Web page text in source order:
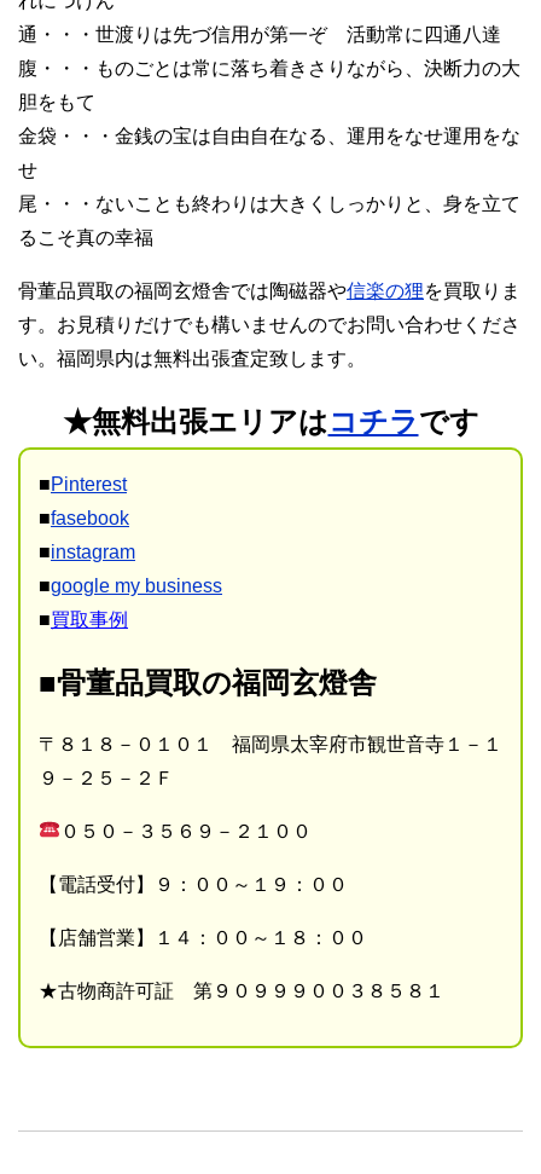
通・・・世渡りは先づ信用が第一ぞ 活動常に四通八達
腹・・・ものごとは常に落ち着きさりながら、決断力の大
胆をもて
金袋・・・金銭の宝は自由自在なる、運用をなせ運用をな
せ
尾・・・ないことも終わりは大きくしっかりと、身を立て
るこそ真の幸福
骨董品買取の福岡玄燈舎では陶磁器や信楽の狸を買取りま
す。お見積りだけでも構いませんのでお問い合わせくださ
い。福岡県内は無料出張査定致します。
★無料出張エリアはコチラです
■Pinterest
■fasebook
■instagram
■google my business
■買取事例
■骨董品買取の福岡玄燈舎
〒８１８－０１０１ 福岡県太宰府市観世音寺１－１
９－２５－２Ｆ
０５０－３５６９－２１００
【電話受付】９：００～１９：００
【店舗営業】１４：００～１８：００
★古物商許可証 第９０９９９００３８５８１